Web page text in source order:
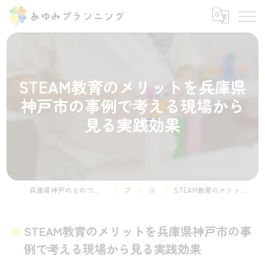
STEAM教育のメリットを兵庫県
神戸市の事例で考える現場から
見る実践効果
兵庫県神戸のものづくりやプログラミング教室ならSTEMON 神戸諏訪山校 ブログ コラム STEAM教育のメリットを兵庫県神戸市の事例で考える現場から見る実践効果
STEAM教育のメリットを兵庫県神戸市の事
例で考える現場から見る実践効果